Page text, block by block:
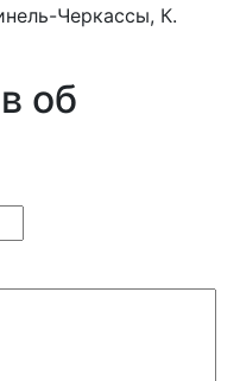
Черкассы, К.
об